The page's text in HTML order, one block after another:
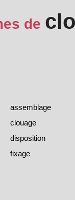
de
assemblage
clouage
disposition
fixage